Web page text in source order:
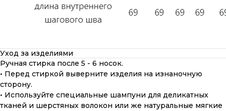
Уход за изделиями
Ручная стирка после 5 - 6 носок.
• Перед стиркой выверните изделия на изнаночную
сторону.
• Используйте специальные шампуни для деликатных
тканей и шерстяных волокон или же натуральные мягкие